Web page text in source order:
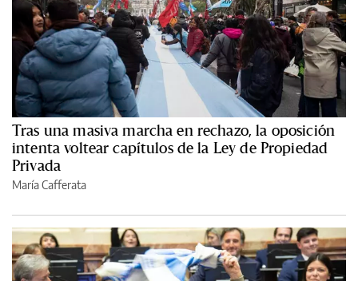
Tras una masiva marcha en rechazo, la oposición
intenta voltear capítulos de la Ley de Propiedad
Privada
María Cafferata